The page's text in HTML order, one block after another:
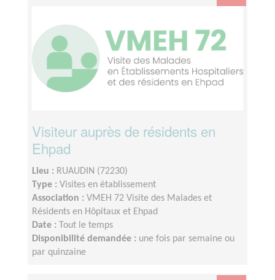
Visiteur auprès de résidents en
Ehpad
Lieu : RUAUDIN (72230)
Type : Visites en établissement
Association : VMEH 72 Visite des Malades et
Résidents en Hôpitaux et Ehpad
Date :
Tout le temps
Disponibilité demandée : une fois par semaine ou
par quinzaine